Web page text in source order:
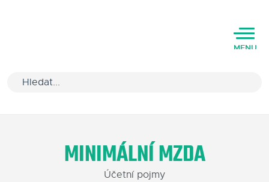
MENU
Varianty software
MINIMÁLNÍ MZDA
Účetní pojmy